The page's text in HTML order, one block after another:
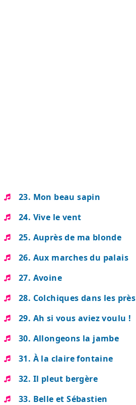
23. Mon beau sapin
24. Vive le vent
25. Auprès de ma blonde
26. Aux marches du palais
27. Avoine
28. Colchiques dans les près
29. Ah si vous aviez voulu !
30. Allongeons la jambe
31. À la claire fontaine
32. Il pleut bergère
33. Belle et Sébastien